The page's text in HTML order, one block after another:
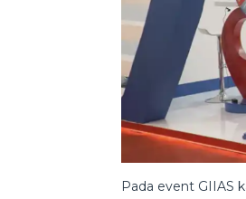
Pada event GIIAS